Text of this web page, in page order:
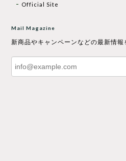
Official Site
Mail Magazine
新商品やキャンペーンなどの最新情報